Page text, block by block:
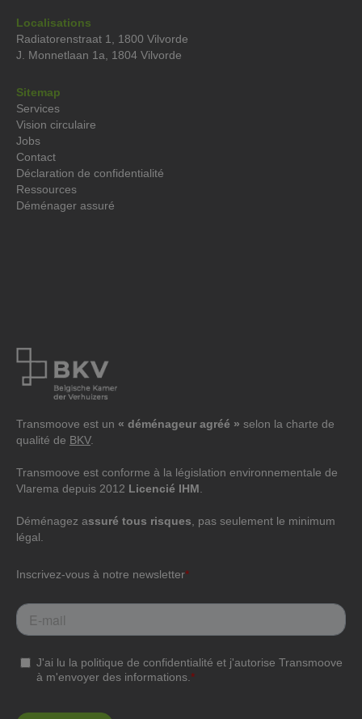
Localisations
Radiatorenstraat 1, 1800 Vilvorde
J. Monnetlaan 1a, 1804 Vilvorde
Sitemap
Services
Vision circulaire
Jobs
Contact
Déclaration de confidentialité
Ressources
Déménager assuré
Transmoove est un « déménageur agréé » selon la charte de
qualité de BKV.
Transmoove est conforme à la législation environnementale de
Vlarema depuis 2012 Licencié IHM.
Déménagez assuré tous risques, pas seulement le minimum
légal.